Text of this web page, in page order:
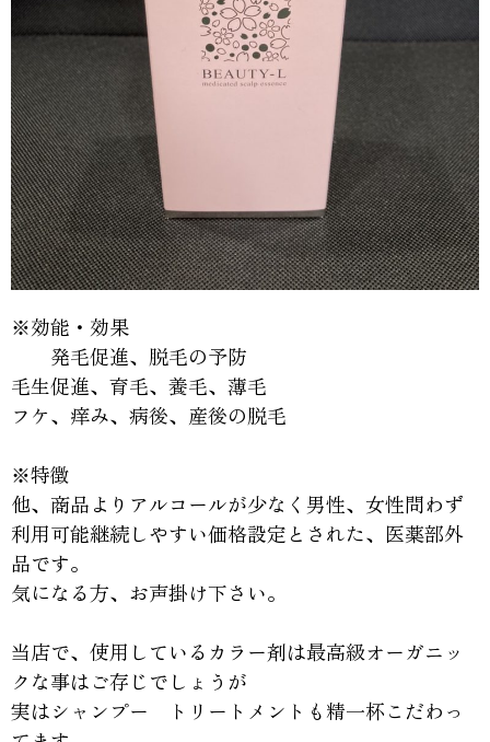
※効能・効果
発毛促進、脱毛の予防
毛生促進、育毛、養毛、薄毛
フケ、痒み、病後、産後の脱毛
※特徴
他、商品よりアルコールが少なく男性、女性問わず
利用可能継続しやすい価格設定とされた、医薬部外
品です。
気になる方、お声掛け下さい。
当店で、使用しているカラー剤は最高級オーガニッ
クな事はご存じでしょうが
実はシャンプー トリートメントも精一杯こだわっ